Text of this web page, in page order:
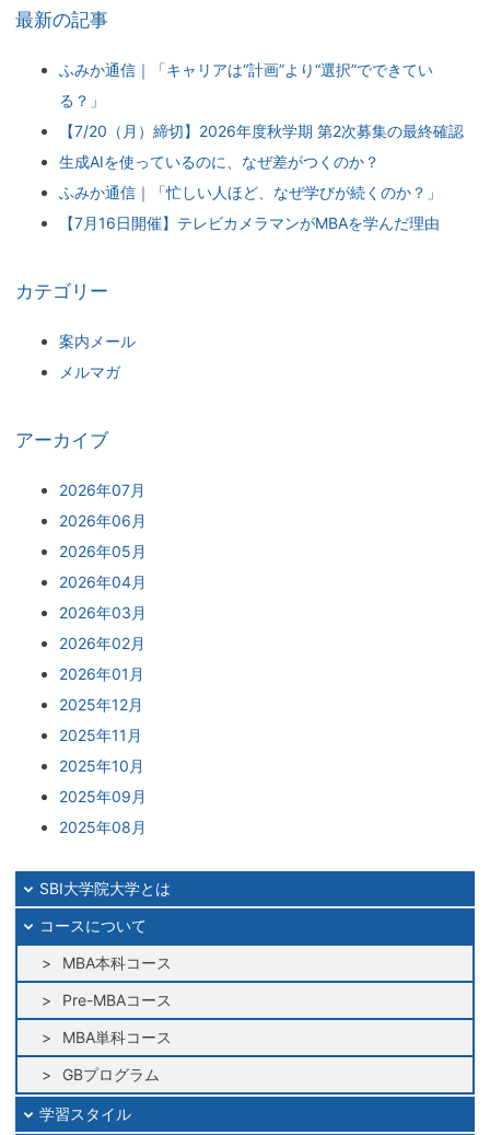
最新の記事
ふみか通信｜「キャリアは“計画”より“選択”でできてい
る？」
【7/20（月）締切】2026年度秋学期 第2次募集の最終確認
生成AIを使っているのに、なぜ差がつくのか？
ふみか通信｜「忙しい人ほど、なぜ学びが続くのか？」
【7月16日開催】テレビカメラマンがMBAを学んだ理由
カテゴリー
案内メール
メルマガ
アーカイブ
2026年07月
2026年06月
2026年05月
2026年04月
2026年03月
2026年02月
2026年01月
2025年12月
2025年11月
2025年10月
2025年09月
2025年08月
2025年06月
2025年05月
2025年04月
2025年03月
2025年02月
2025年01月
2024年12月
2024年11月
SBI大学院大学とは
コースについて
MBA本科コース
Pre-MBAコース
MBA単科コース
GBプログラム
学習スタイル